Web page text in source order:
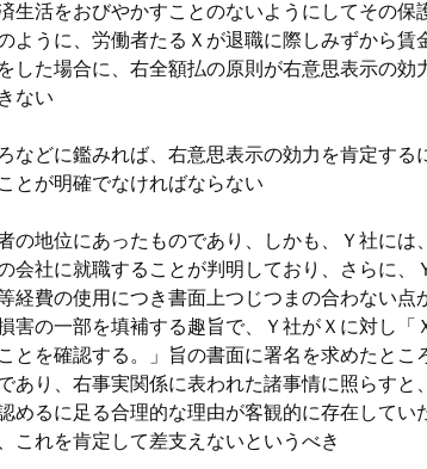
生活をおびやかすことのないようにしてその保
ように、労働者たるＸが退職に際しみずから賃
した場合に、右全額払の原則が右意思表示の効
ない
などに鑑みれば、右意思表示の効力を肯定する
とが明確でなければならない
の地位にあったものであり、しかも、Ｙ社には
社に就職することが判明しており、さらに、
経費の使用につき書面上つじつまの合わない点
害の一部を填補する趣旨で、Ｙ社がＸに対し「
とを確認する。」旨の書面に署名を求めたとこ
あり、右事実関係に表われた諸事情に照らすと
めるに足る合理的な理由が客観的に存在してい
これを肯定して差支えないというべき